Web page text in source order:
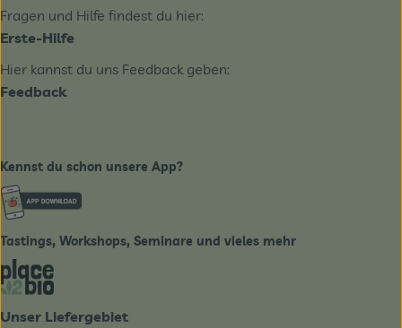
Fragen und Hilfe findest du hier:
Erste-Hilfe
Hier kannst du uns Feedback geben:
Feedback
Kennst du schon unsere App?
Externer Link zu https://www.biobote-
Tastings, Workshops, Seminare und vieles mehr
Externer Link zu https://place2bio.de/
Unser Liefergebiet